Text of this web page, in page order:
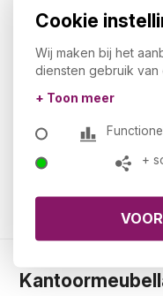
€
€
it
€
Cookie
Wij maken bij het
diensten gebruik van
+ Toon meer
+